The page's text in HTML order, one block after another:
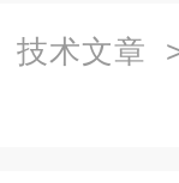
技术文章